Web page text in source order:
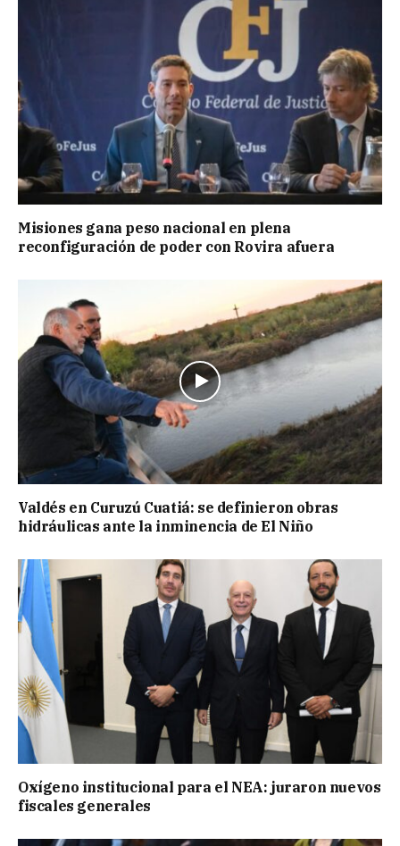
Misiones gana peso nacional en plena
reconfiguración de poder con Rovira afuera
Valdés en Curuzú Cuatiá: se definieron obras
hidráulicas ante la inminencia de El Niño
Oxígeno institucional para el NEA: juraron nuevos
fiscales generales